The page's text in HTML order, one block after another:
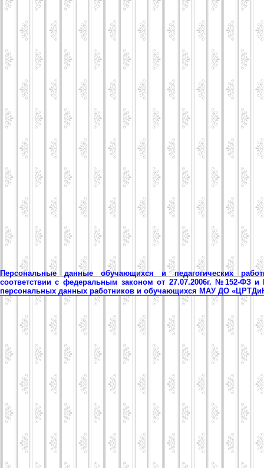
Персональные данные обучающихся и педагогических
соответствии с федеральным законом от 27.07.2006г. №152-ФЗ
персональных данных работников и обучающихся МАУ ДО